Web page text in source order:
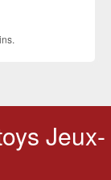
Jeux-